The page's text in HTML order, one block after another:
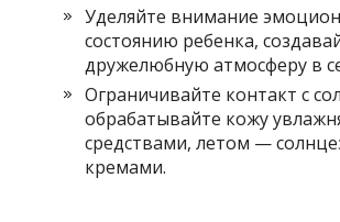
Уделяйте внимание
состоянию ребенка,
дружелюбную атмосферу в
Ограничивайте контакт с
обрабатывайте кожу
средствами, летом —
кремами.